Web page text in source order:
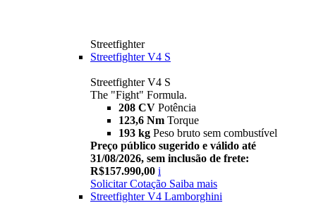
Streetfighter
Streetfighter V4 S
Streetfighter V4 S
The "Fight" Formula.
208 CV Potência
123,6 Nm Torque
193 kg Peso bruto sem combustível
Preço público sugerido e válido até
31/08/2026, sem inclusão de frete:
R$157.990,00 i
Solicitar Cotação Saiba mais
Streetfighter V4 Lamborghini